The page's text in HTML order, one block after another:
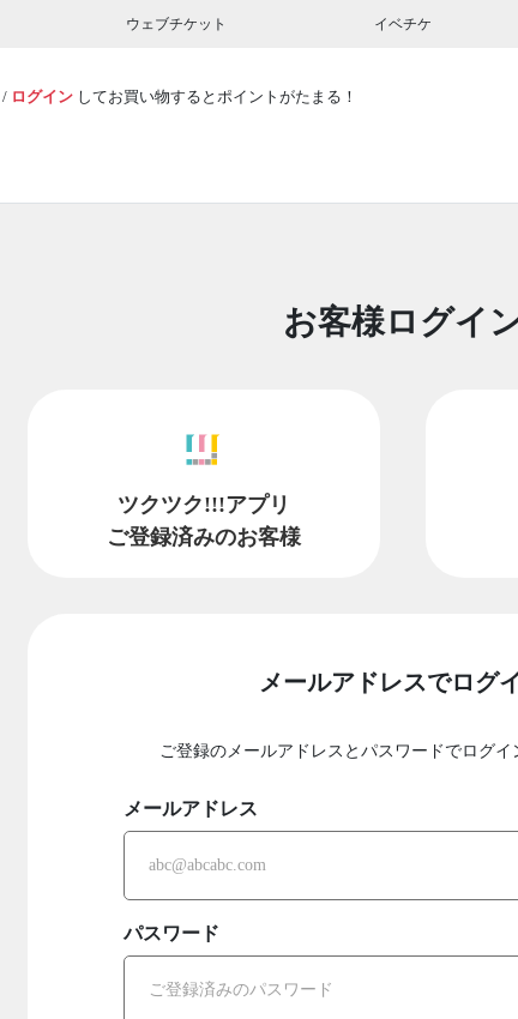
ウェブチケット イベチケ
/ ログイン してお買い物するとポイントがたまる！
お客様ログイ
ツクツク!!!アプリ
ご登録済みのお客様
メールアドレスでログ
ご登録のメールアドレスとパスワードでログイ
メールアドレス
パスワード